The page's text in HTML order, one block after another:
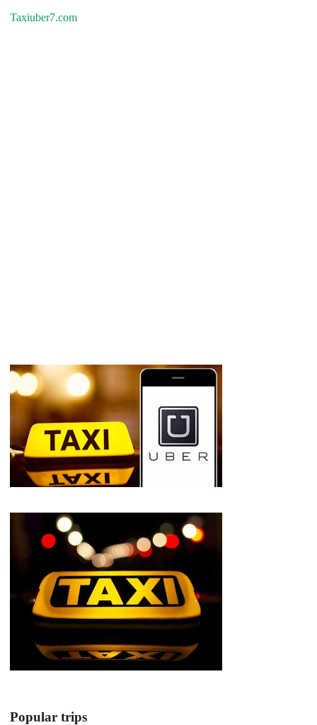
Taxiuber7.com
Popular trips